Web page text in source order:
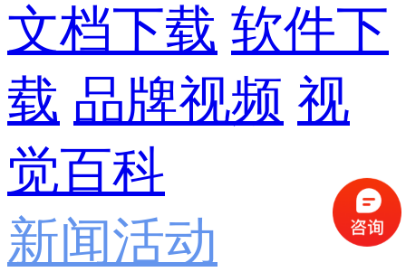
文档下载 软件下
载 品牌视频 视
觉百科
新闻活动